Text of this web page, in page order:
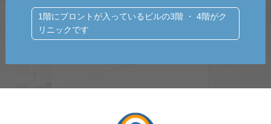
1階にプロントが入っているビルの3階 ・ 4階がク
リニックです